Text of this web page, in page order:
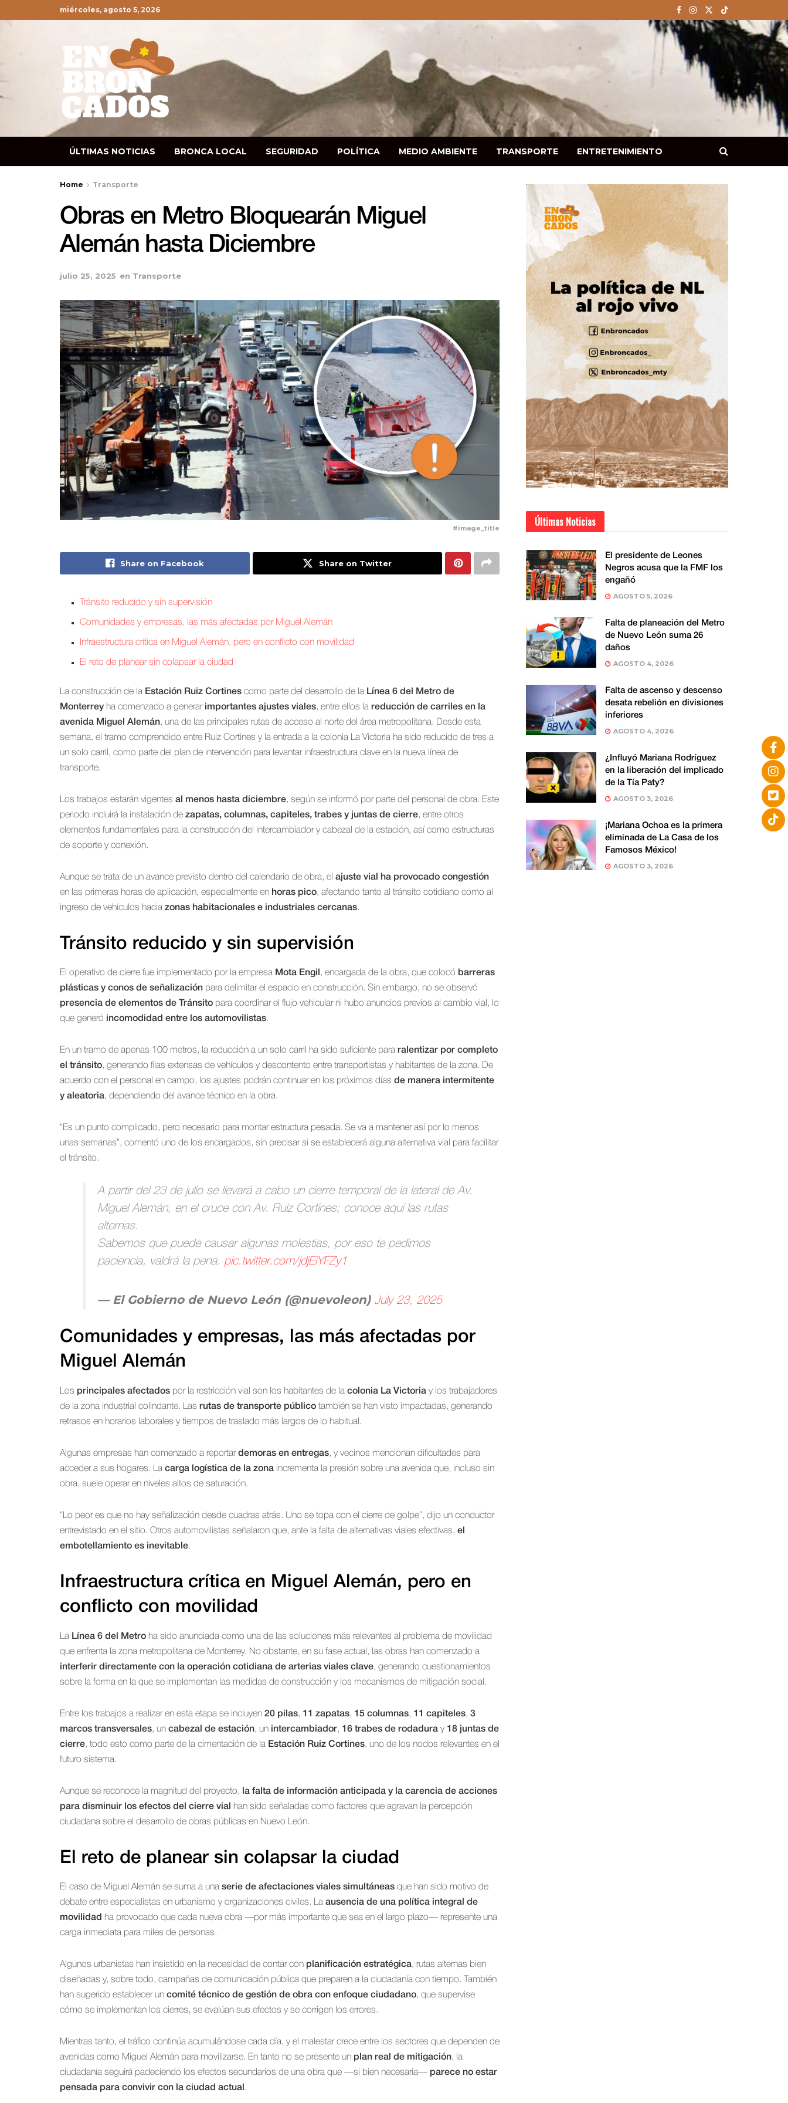
miércoles, agosto 5, 2026
ÚLTIMAS NOTICIAS BRONCA LOCAL SEGURIDAD POLÍTICA MEDIO AMBIENTE TRANSPORTE ENTRETENIMIENTO
Home Transporte
Obras en Metro Bloquearán Miguel
Alemán hasta Diciembre
julio 25, 2025 en Transporte
#image_title
Share on Facebook Share on Twitter
Tránsito reducido y sin supervisión
Comunidades y empresas, las más afectadas por Miguel Alemán
Infraestructura crítica en Miguel Alemán, pero en conflicto con movilidad
El reto de planear sin colapsar la ciudad
La construcción de la Estación Ruiz Cortines como parte del desarrollo de la Línea 6 del Metro de
Monterrey ha comenzado a generar importantes ajustes viales, entre ellos la reducción de carriles en la
avenida Miguel Alemán, una de las principales rutas de acceso al norte del área metropolitana. Desde esta
semana, el tramo comprendido entre Ruiz Cortines y la entrada a la colonia La Victoria ha sido reducido de tres a
un solo carril, como parte del plan de intervención para levantar infraestructura clave en la nueva línea de
transporte.
Los trabajos estarán vigentes al menos hasta diciembre, según se informó por parte del personal de obra. Este
periodo incluirá la instalación de zapatas, columnas, capiteles, trabes y juntas de cierre, entre otros
elementos fundamentales para la construcción del intercambiador y cabezal de la estación, así como estructuras
de soporte y conexión.
Aunque se trata de un avance previsto dentro del calendario de obra, el ajuste vial ha provocado congestión
en las primeras horas de aplicación, especialmente en horas pico, afectando tanto al tránsito cotidiano como al
ingreso de vehículos hacia zonas habitacionales e industriales cercanas.
Tránsito reducido y sin supervisión
El operativo de cierre fue implementado por la empresa Mota Engil , encargada de la obra, que colocó barreras
plásticas y conos de señalización para delimitar el espacio en construcción. Sin embargo, no se observó
presencia de elementos de Tránsito para coordinar el flujo vehicular ni hubo anuncios previos al cambio vial, lo
que generó incomodidad entre los automovilistas.
En un tramo de apenas 100 metros, la reducción a un solo carril ha sido suficiente para ralentizar por completo
el tránsito, generando filas extensas de vehículos y descontento entre transportistas y habitantes de la zona. De
acuerdo con el personal en campo, los ajustes podrán continuar en los próximos días de manera intermitente
y aleatoria, dependiendo del avance técnico en la obra.
“Es un punto complicado, pero necesario para montar estructura pesada. Se va a mantener así por lo menos
unas semanas”, comentó uno de los encargados, sin precisar si se establecerá alguna alternativa vial para facilitar
el tránsito.
A partir del 23 de julio se llevará a cabo un cierre temporal de la lateral de Av.
Miguel Alemán, en el cruce con Av. Ruiz Cortines; conoce aquí las rutas
alternas.
Sabemos que puede causar algunas molestias, por eso te pedimos
paciencia, valdrá la pena. pic.twitter.com/jdjEiYFZy1
— El Gobierno de Nuevo León (@nuevoleon) July 23, 2025
Comunidades y empresas, las más afectadas por
Miguel Alemán
Los principales afectados por la restricción vial son los habitantes de la colonia La Victoria y los trabajadores
de la zona industrial colindante. Las rutas de transporte público también se han visto impactadas, generando
retrasos en horarios laborales y tiempos de traslado más largos de lo habitual.
Algunas empresas han comenzado a reportar demoras en entregas, y vecinos mencionan dificultades para
acceder a sus hogares. La carga logística de la zona incrementa la presión sobre una avenida que, incluso sin
obra, suele operar en niveles altos de saturación.
“Lo peor es que no hay señalización desde cuadras atrás. Uno se topa con el cierre de golpe”, dijo un conductor
entrevistado en el sitio. Otros automovilistas señalaron que, ante la falta de alternativas viales efectivas, el
embotellamiento es inevitable.
Infraestructura crítica en Miguel Alemán, pero en
conflicto con movilidad
La Línea 6 del Metro ha sido anunciada como una de las soluciones más relevantes al problema de movilidad
que enfrenta la zona metropolitana de Monterrey. No obstante, en su fase actual, las obras han comenzado a
interferir directamente con la operación cotidiana de arterias viales clave, generando cuestionamientos
sobre la forma en la que se implementan las medidas de construcción y los mecanismos de mitigación social.
Entre los trabajos a realizar en esta etapa se incluyen 20 pilas, 11 zapatas, 15 columnas, 11 capiteles, 3
marcos transversales, un cabezal de estación, un intercambiador, 16 trabes de rodadura y 18 juntas de
cierre, todo esto como parte de la cimentación de la Estación Ruiz Cortines, uno de los nodos relevantes en el
futuro sistema.
Aunque se reconoce la magnitud del proyecto,
la falta de información anticipada y la carencia de acciones
para disminuir los efectos del cierre vial
han sido señaladas como factores que agravan la percepción
ciudadana sobre el desarrollo de obras públicas en Nuevo León.
El reto de planear sin colapsar la ciudad
El caso de Miguel Alemán se suma a una serie de afectaciones viales simultáneas que han sido motivo de
debate entre especialistas en urbanismo y organizaciones civiles. La ausencia de una política integral de
movilidad ha provocado que cada nueva obra —por más importante que sea en el largo plazo— represente una
carga inmediata para miles de personas.
Algunos urbanistas han insistido en la necesidad de contar con planificación estratégica, rutas alternas bien
diseñadas y, sobre todo, campañas de comunicación pública que preparen a la ciudadanía con tiempo. También
han sugerido establecer un comité técnico de gestión de obra con enfoque ciudadano, que supervise
cómo se implementan los cierres, se evalúan sus efectos y se corrigen los errores.
Mientras tanto, el tráfico continúa acumulándose cada día, y el malestar crece entre los sectores que dependen de
avenidas como Miguel Alemán para movilizarse. En tanto no se presente un plan real de mitigación, la
ciudadanía seguirá padeciendo los efectos secundarios de una obra que —si bien necesaria— parece no estar
pensada para convivir con la ciudad actual .
Últimas Noticias
El presidente de Leones
Negros acusa que la FMF los
engañó
AGOSTO 5, 2026
Falta de planeación del Metro
de Nuevo León suma 26
daños
AGOSTO 4, 2026
Falta de ascenso y descenso
desata rebelión en divisiones
inferiores
AGOSTO 4, 2026
¿Influyó Mariana Rodríguez
en la liberación del implicado
de la Tía Paty?
AGOSTO 3, 2026
¡Mariana Ochoa es la primera
eliminada de La Casa de los
Famosos México!
AGOSTO 3, 2026